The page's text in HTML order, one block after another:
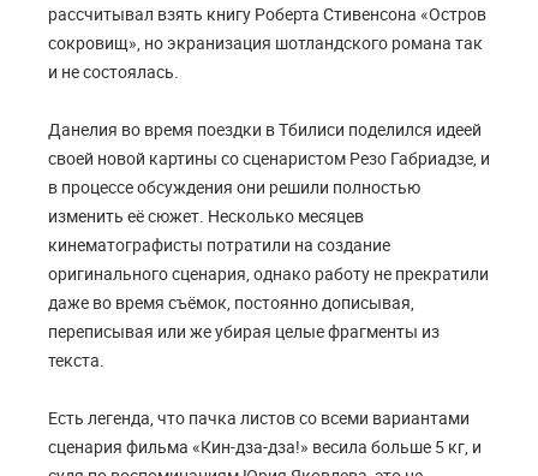
рассчитывал взять книгу Роберта Стивенсона «Остров
сокровищ», но экранизация шотландского романа так
и не состоялась.
Данелия во время поездки в Тбилиси поделился идеей
своей новой картины со сценаристом Резо Габриадзе, и
в процессе обсуждения они решили полностью
изменить её сюжет. Несколько месяцев
кинематографисты потратили на создание
оригинального сценария, однако работу не прекратили
даже во время съёмок, постоянно дописывая,
переписывая или же убирая целые фрагменты из
текста.
Есть легенда, что пачка листов со всеми вариантами
сценария фильма «Кин-дза-дза!» весила больше 5 кг, и